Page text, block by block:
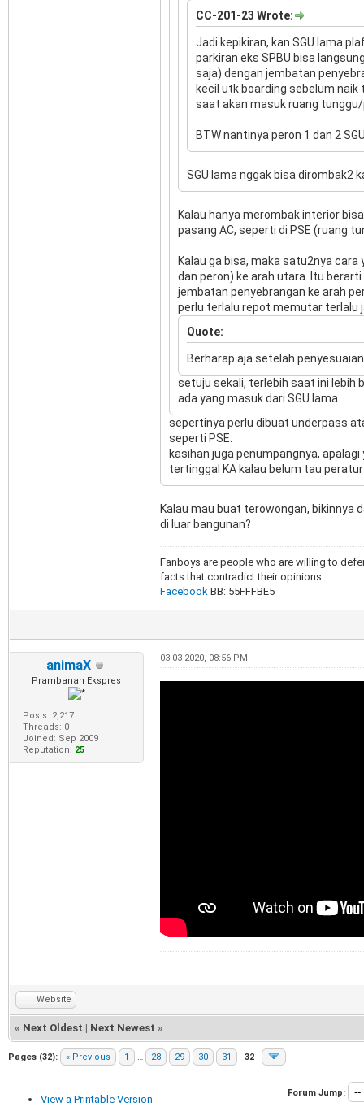
CC-201-23 Wrote:
Jadi kepikiran, kan SGU lama
parkiran eks SPBU bisa
saja) dengan jembatan
kecil utk boarding sebelum
saat akan masuk ruang
BTW nantinya peron 1 dan 2
SGU lama nggak bisa dirombak2
Kalau hanya merombak interior
pasang AC, seperti di PSE (ruang
Kalau ga bisa, maka satu2nya
dan peron) ke arah utara. Itu
jembatan penyebrangan ke arah
perlu terlalu repot memutar terlalu
Quote:
Berharap aja setelah
setuju sekali, terlebih saat ini lebih
ada yang masuk dari SGU lama
sepertinya perlu dibuat underpass
seperti PSE.
kasihan juga penumpangnya,
tertinggal KA kalau belum tau
Kalau mau buat terowongan, bikinnya
di luar bangunan?
Fanboys are people who are willing to
facts that contradict their opinions.
FacebookBB: 55FFFBE5
animaX
Prambanan Ekspres
Posts: 2,217
Threads: 0
Joined: Sep 2009
Reputation: 25
03-03-2020, 08:56 PM
.
Website
« Next Oldest | Next Newest »
Pages (32): « Previous 1 … 28 29 30 31 32
View a Printable Version
Forum Jump: